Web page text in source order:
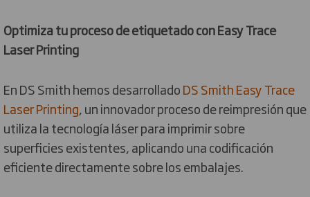
Optimiza tu proceso de etiquetado con Easy Trace
Laser Printing
En DS Smith hemos desarrolladoDS Smith Easy Trace
Laser Printing, un innovador proceso de reimpresión que
utiliza la tecnología láser para imprimir sobre
superficies existentes, aplicando una codificación
eficiente directamente sobre los embalajes.